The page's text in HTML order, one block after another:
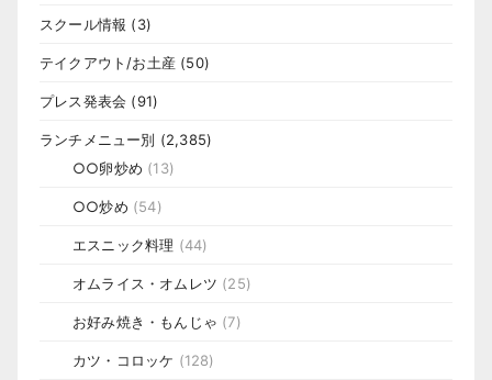
スクール情報 (3)
テイクアウト/お土産 (50)
プレス発表会 (91)
ランチメニュー別 (2,385)
○○卵炒め (13)
○○炒め (54)
エスニック料理 (44)
オムライス・オムレツ (25)
お好み焼き・もんじゃ (7)
カツ・コロッケ (128)